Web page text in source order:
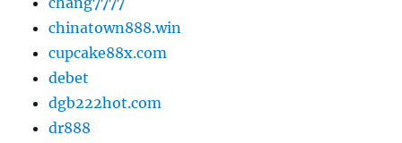
chinatown888.win
cupcake88x.com
debet
dgb222hot.com
dr888